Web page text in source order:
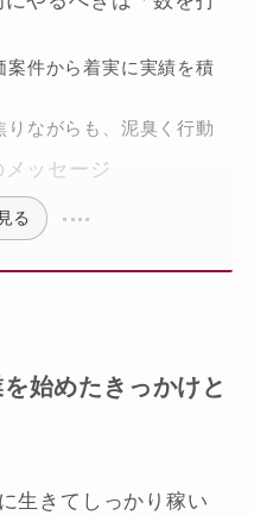
案件から着実に実績を積
りながらも、泥臭く行動
ッセージ
る
始めたきっかけと
生きてしっかり稼い